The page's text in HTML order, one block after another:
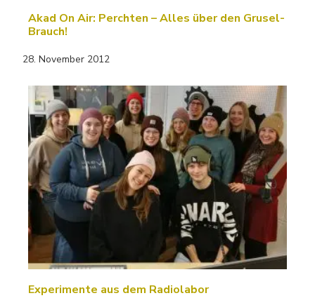
Akad On Air: Perchten – Alles über den Grusel-
Brauch!
28. November 2012
Experimente aus dem Radiolabor